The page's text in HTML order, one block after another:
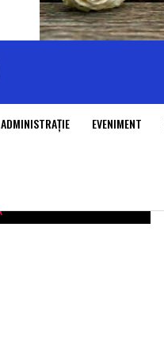
ADMINISTRAŢIE EVENIMENT